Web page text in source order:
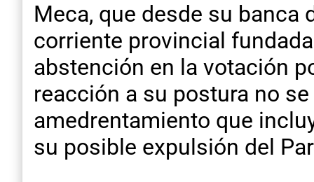
Meca, que desde su
corriente provincial
abstención en la votación
reacción a su postura no
amedrentamiento que
su posible expulsión del